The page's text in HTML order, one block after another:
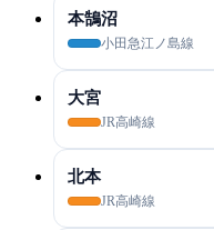
本鵠沼
小田急江ノ島線
大宮
JR高崎線
北本
JR高崎線